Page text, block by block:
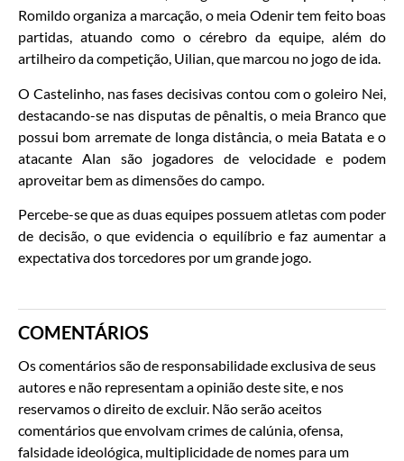
Romildo organiza a marcação, o meia Odenir tem feito boas
partidas, atuando como o cérebro da equipe, além do
artilheiro da competição, Uilian, que marcou no jogo de ida.
O Castelinho, nas fases decisivas contou com o goleiro Nei,
destacando-se nas disputas de pênaltis, o meia Branco que
possui bom arremate de longa distância, o meia Batata e o
atacante Alan são jogadores de velocidade e podem
aproveitar bem as dimensões do campo.
Percebe-se que as duas equipes possuem atletas com poder
de decisão, o que evidencia o equilíbrio e faz aumentar a
expectativa dos torcedores por um grande jogo.
COMENTÁRIOS
Os comentários são de responsabilidade exclusiva de seus
autores e não representam a opinião deste site, e nos
reservamos o direito de excluir. Não serão aceitos
comentários que envolvam crimes de calúnia, ofensa,
falsidade ideológica, multiplicidade de nomes para um